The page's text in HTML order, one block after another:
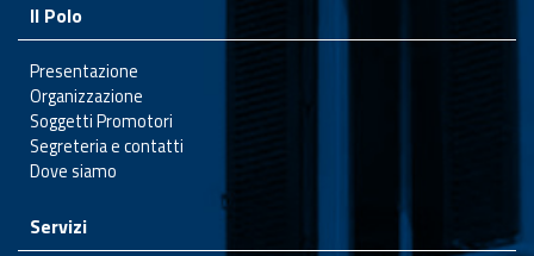
Il Polo
Presentazione
Organizzazione
Soggetti Promotori
Segreteria e contatti
Dove siamo
Servizi